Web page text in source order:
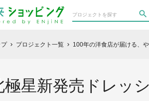
プ chevron_right プロジェクト一覧 chevron_right 100年の洋食店が届ける、
極星新発売ドレッ